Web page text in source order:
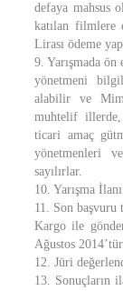
defaya mahsus
katılan filmlere
Lirası ödeme
9. Yarışmada
yönetmeni
alabilir ve
muhtelif illerde,
ticari amaç
yönetmenleri
sayılırlar.
10. Yarışma
11. Son başvuru
Kargo ile
Ağustos
12. Jüri
13. Sonuçların